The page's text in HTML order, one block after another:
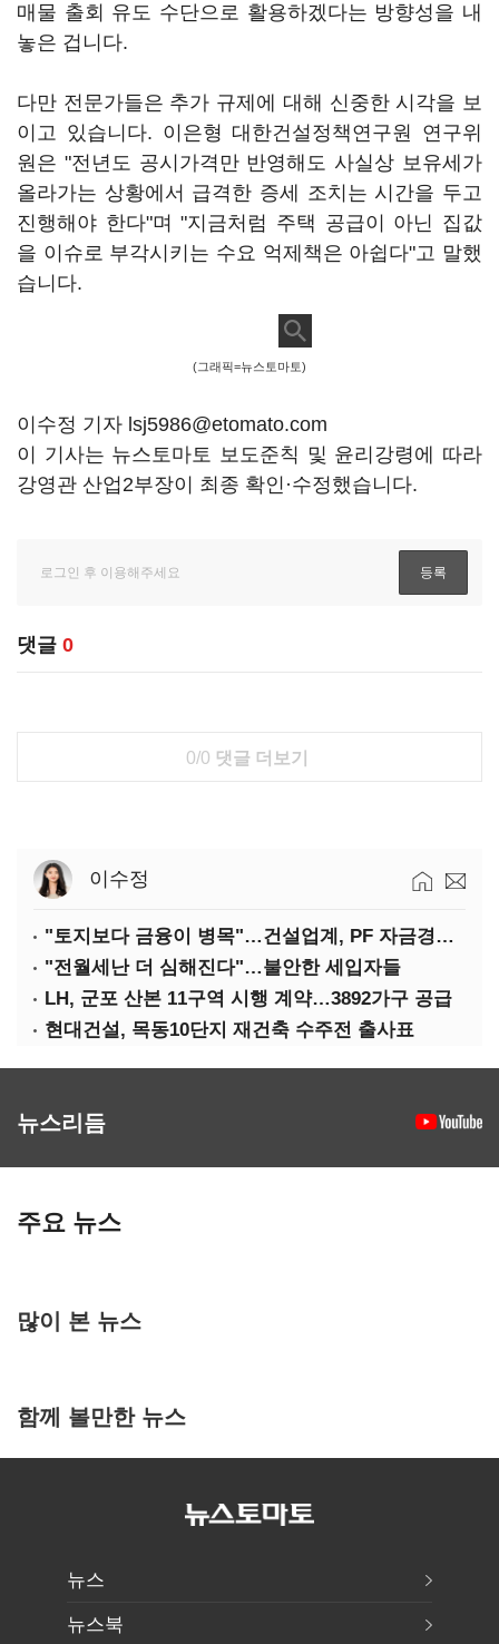
매물 출회 유도 수단으로 활용하겠다는 방향성을 내
놓은 겁니다.
다만 전문가들은 추가 규제에 대해 신중한 시각을 보
이고 있습니다. 이은형 대한건설정책연구원 연구위
원은 "전년도 공시가격만 반영해도 사실상 보유세가
올라가는 상황에서 급격한 증세 조치는 시간을 두고
진행해야 한다"며 "지금처럼 주택 공급이 아닌 집값
을 이슈로 부각시키는 수요 억제책은 아쉽다"고 말했
습니다.
(그래픽=뉴스토마토)
이수정 기자 lsj5986@etomato.com
이 기사는 뉴스토마토 보도준칙 및 윤리강령에 따라
강영관 산업2부장이 최종 확인·수정했습니다.
댓글 0
0/0 댓글 더보기
이수정
"토지보다 금융이 병목"…건설업계, PF 자금경색 해소 목소리
"전월세난 더 심해진다"…불안한 세입자들
LH, 군포 산본 11구역 시행 계약…3892가구 공급
현대건설, 목동10단지 재건축 수주전 출사표
뉴스리듬
주요 뉴스
많이 본 뉴스
함께 볼만한 뉴스
뉴스
뉴스북